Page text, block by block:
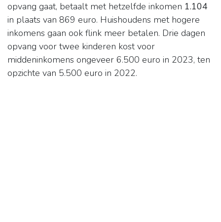
opvang gaat, betaalt met hetzelfde inkomen 1.104
in plaats van 869 euro. Huishoudens met hogere
inkomens gaan ook flink meer betalen. Drie dagen
opvang voor twee kinderen kost voor
middeninkomens ongeveer 6.500 euro in 2023, ten
opzichte van 5.500 euro in 2022.